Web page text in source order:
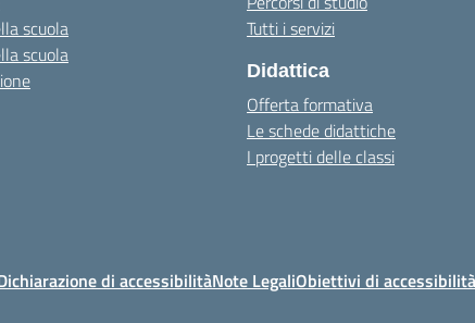
scuola
scuola
Tutti i servizi
Didattica
Offerta formativa
Le schede didattiche
I progetti delle classi
di accessibilitàNote LegaliObiettivi di accessibilità